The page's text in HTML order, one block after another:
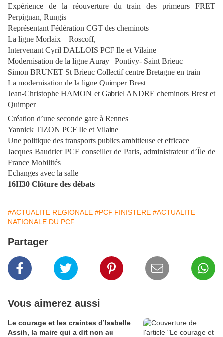
Expérience de la réouverture du train des primeurs FRET
Perpignan, Rungis
Représentant Fédération CGT des cheminots
La ligne Morlaix – Roscoff,
Intervenant Cyril DALLOIS PCF Ile et Vilaine
Modernisation de la ligne Auray –Pontivy- Saint Brieuc
Simon BRUNET St Brieuc Collectif centre Bretagne en train
La modernisation de la ligne Quimper-Brest
Jean-Christophe HAMON et Gabriel ANDRE cheminots Brest et
Quimper
Création d’une seconde gare à Rennes
Yannick TIZON PCF Ile et Vilaine
Une politique des transports publics ambitieuse et efficace
Jacques Baudrier PCF conseiller de Paris, administrateur d’Île de
France Mobilités
Echanges avec la salle
16H30 Clôture des débats
#ACTUALITE REGIONALE #PCF FINISTERE #ACTUALITE
NATIONALE DU PCF
Partager
Vous aimerez aussi
Le courage et les craintes d’Isabelle
Assih, la maire qui a dit non au